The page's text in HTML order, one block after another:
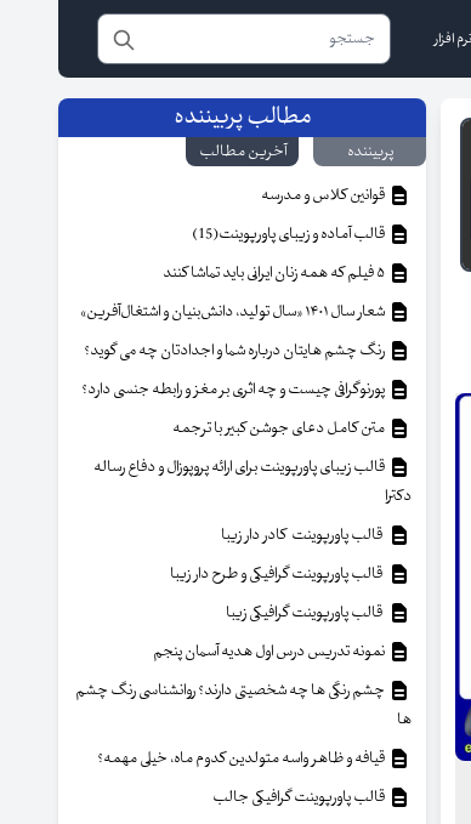
افزار
مطالب پربیننده
پربیننده
آخرین مطالب
قوانین کلاس و مدرسه
قالب آماده و زیبای پاورپوینت(15)
شعار سال ۱۴۰۱ «سال تولید، دانش‌بنیان و اشتغال‌آفرین»
رنگ چشم هایتان درباره شما و اجدادتان چه می گوید؟
پورنوگرافی چیست و چه اثری بر مغز و رابطه جنسی دارد؟
متن کامل دعای جوشن کبیر با ترجمه
قالب زیبای پاورپوینت برای ارائه پروپوزال و دفاع رساله
دکترا
قالب پاورپوینت کادر دار زیبا
قالب پاورپوینت گرافیکی و طرح دار زیبا
قالب پاورپوینت گرافیکی زیبا
نمونه تدریس درس اول هدیه آسمان پنجم
چشم رنگی ها چه شخصیتی دارند؟ روانشناسی رنگ چشم
ها
قیافه و ظاهر واسه متولدین کدوم ماه، خیلی مهمه؟
قالب پاورپوینت گرافیکی جالب